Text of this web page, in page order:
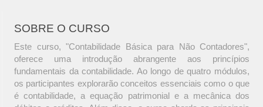
SOBRE O CURSO
Este curso, "Contabilidade Básica para Não Contadores",
oferece uma introdução abrangente aos princípios
fundamentais da contabilidade. Ao longo de quatro módulos,
os participantes explorarão conceitos essenciais como o que
é contabilidade, a equação patrimonial e a mecânica dos